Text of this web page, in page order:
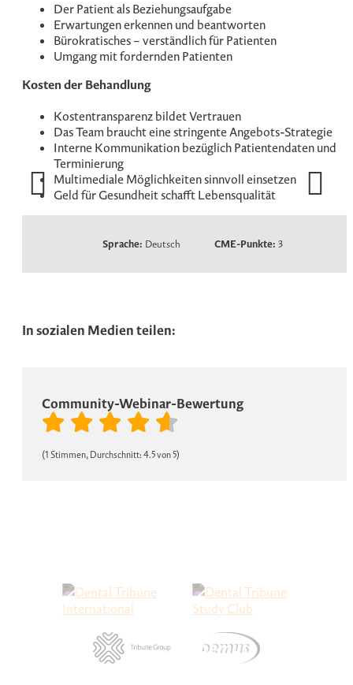
Der Patient als Beziehungsaufgabe
Erwartungen erkennen und beantworten
Bürokratisches – verständlich für Patienten
Umgang mit fordernden Patienten
Kosten der Behandlung
Kostentransparenz bildet Vertrauen
Das Team braucht eine stringente Angebots-Strategie
Interne Kommunikation bezüglich Patientendaten und
Terminierung
Multimediale Möglichkeiten sinnvoll einsetzen
Geld für Gesundheit schafft Lebensqualität
Sprache: Deutsch CME-Punkte: 3
In sozialen Medien teilen:
Community-Webinar-Bewertung
(1 Stimmen, Durchschnitt: 4.5 von 5)